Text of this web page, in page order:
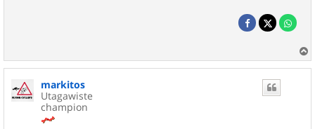
a
markitos
Utagawiste
champion